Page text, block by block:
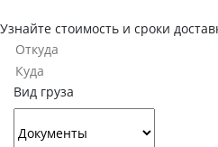
Узнайте стоимость и сроки
Вид груза